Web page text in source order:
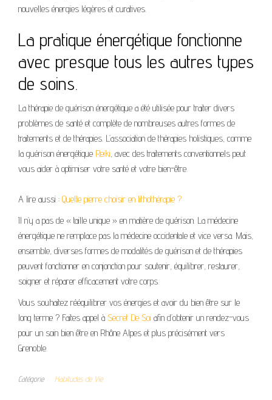
nouvelles énergies légères et curatives.
La pratique énergétique fonctionne
avec presque tous les autres types
de soins.
La thérapie de guérison énergétique a été utilisée pour traiter divers
problèmes de santé et complète de nombreuses autres formes de
traitements et de thérapies. L’association de thérapies holistiques, comme
la guérison énergétique Reiki, avec des traitements conventionnels peut
vous aider à optimiser votre santé et votre bien-être.
A lire aussi : Quelle pierre choisir en lithothérapie ?
Il n’y a pas de « taille unique » en matière de guérison. La médecine
énergétique ne remplace pas la médecine occidentale et vice versa. Mais,
ensemble, diverses formes de modalités de guérison et de thérapies
peuvent fonctionner en conjonction pour soutenir, équilibrer, restaurer,
soigner et réparer efficacement votre corps.
Vous souhaitez rééquilibrer vos énergies et avoir du bien être sur le
long terme ? Faites appel à Secret De Soi afin d’obtenir un rendez-vous
pour un soin bien être en Rhône Alpes et plus précisément vers
Grenoble.
Catégorie Habitudes de Vie